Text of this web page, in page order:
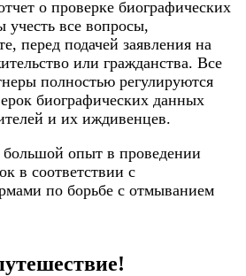
о проверке биографических
все вопросы,
перед подачей заявления на
или гражданства. Все
полностью регулируются
биографических данных
и их иждивенцев.
опыт в проведении
в соответствии с
по борьбе с отмыванием